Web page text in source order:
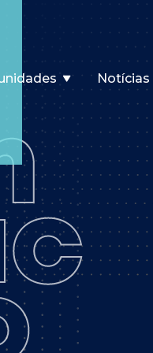
Notícias